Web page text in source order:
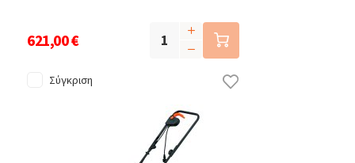
621,00 €
Σύγκριση